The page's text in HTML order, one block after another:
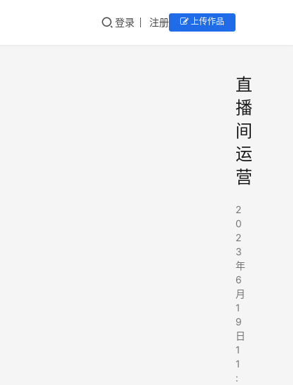
登录 注册 上传作品
直
播
间
运
营
2
0
2
3
年
6
月
1
9
日
1
1
: